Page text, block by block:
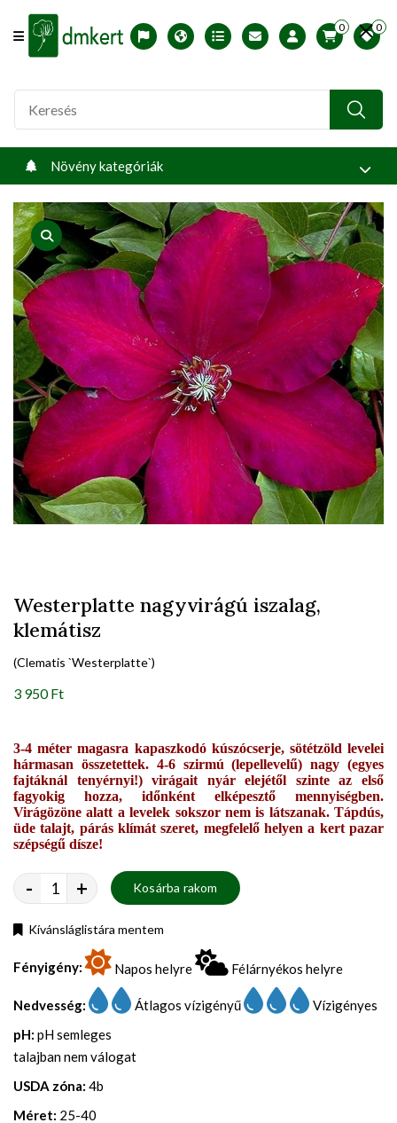
Offcanvas Menu Open
English version
Télállósági zónák
Nyomtatható ABC árjegyzék
Profilom
0 0
Növény kategóriák
product view
Westerplatte nagyvirágú iszalag,
klemátisz
(Clematis `Westerplatte`)
3 950 Ft
3-4 méter magasra kapaszkodó kúszócserje, sötétzöld levelei
hármasan összetettek. 4-6 szirmú (lepellevelű) nagy (egyes
fajtáknál tenyérnyi!) virágait nyár elejétől szinte az első
fagyokig hozza, időnként elképesztő mennyiségben.
Virágözöne alatt a levelek sokszor nem is látszanak. Tápdús,
üde talajt, párás klímát szeret, megfelelő helyen a kert pazar
szépségű dísze!
- + Kosárba rakom
Kívánsláglistára mentem
Fényigény: Napos helyre Félárnyékos helyre
Nedvesség: Átlagos vízigényű
Vízigényes
pH: pH semleges
talajban nem válogat
USDA zóna: 4b
Méret: 25-40